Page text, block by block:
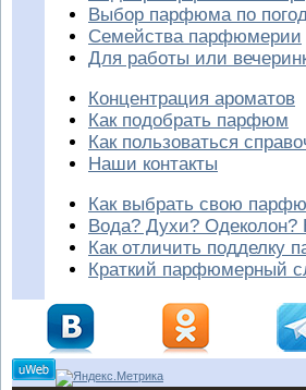
Выбор парфюма по
Семейства парфюмерии
Для работы или
Концентрация ароматов
Как подобрать парфюм
Как пользоваться
Наши контакты
Как выбрать свою
Вода? Духи? Одеколон?
Как отличить подделку
Краткий парфюмерный